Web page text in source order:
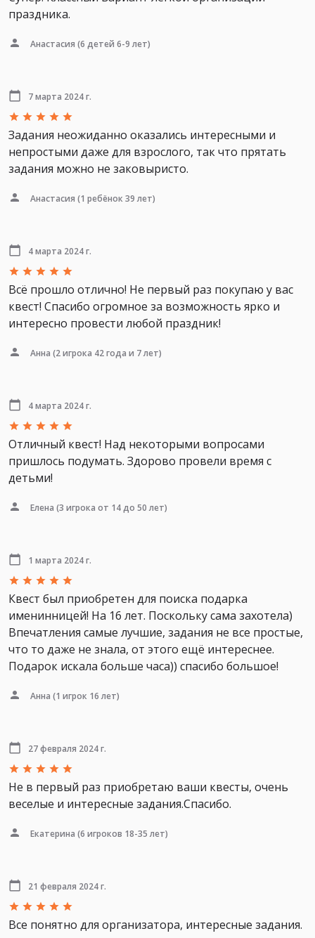
праздника.
Анастасия (6 детей 6-9 лет)
7 марта 2024 г.
Задания неожиданно оказались интересными и
непростыми даже для взрослого, так что прятать
задания можно не заковыристо.
Анастасия (1 ребёнок 39 лет)
4 марта 2024 г.
Всё прошло отлично! Не первый раз покупаю у вас
квест! Спасибо огромное за возможность ярко и
интересно провести любой праздник!
Анна (2 игрока 42 года и 7 лет)
4 марта 2024 г.
Отличный квест! Над некоторыми вопросами
пришлось подумать. Здорово провели время с
детьми!
Елена (3 игрока от 14 до 50 лет)
1 марта 2024 г.
Квест был приобретен для поиска подарка
именинницей! На 16 лет. Поскольку сама захотела)
Впечатления самые лучшие, задания не все простые,
что то даже не знала, от этого ещё интереснее.
Подарок искала больше часа)) спасибо большое!
Анна (1 игрок 16 лет)
27 февраля 2024 г.
Не в первый раз приобретаю ваши квесты, очень
веселые и интересные задания.Спасибо.
Екатерина (6 игроков 18-35 лет)
21 февраля 2024 г.
Все понятно для организатора, интересные задания.